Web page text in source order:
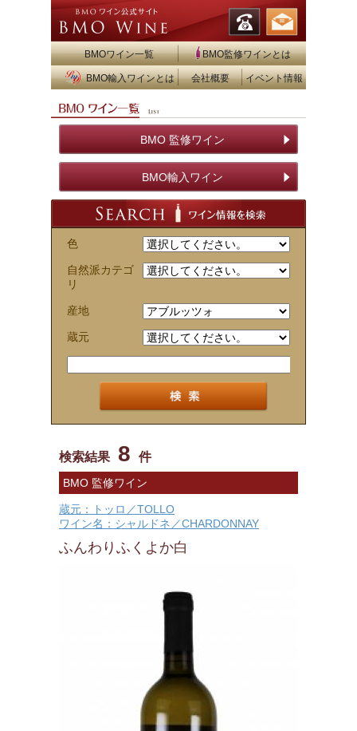
BMOワイン一覧 BMO監修ワインとは
BMO輸入ワインとは 会社概要 イベント情報
BMO 監修ワイン
BMO輸入ワイン
色
自然派カテゴ
リ
産地
蔵元
検索結果 8 件
BMO 監修ワイン
蔵元：トッロ／TOLLO
ワイン名：シャルドネ／CHARDONNAY
ふんわりふくよか白